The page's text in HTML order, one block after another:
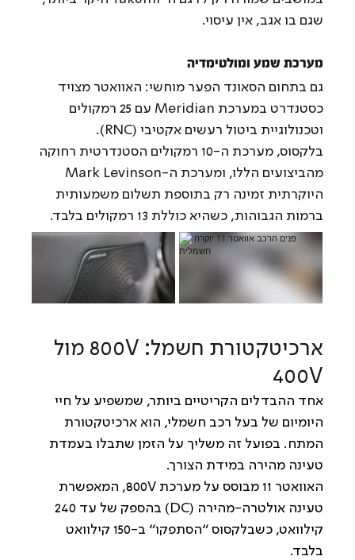
שגם בו אגב, אין עיסוי.
מערכת שמע ומולטימדיה
גם בתחום הסאונד הפער מוחשי: האוואטר מצויד
כסטנדרט במערכת Meridian עם 25 רמקולים
וטכנולוגיית ביטול רעשים אקטיבי (RNC).
בלקסוס, מערכת ה-10 רמקולים הסטנדרטית רחוקה
היוקרתית זמינה רק בתוספת תשלום משמעותית
ברמות הגבוהות, כשהיא כוללת 13 רמקולים בלבד.
ארכיטקטורת חשמל: 800V מול
400V
אחד ההבדלים הקריטיים ביותר, שמשפיע על חיי
היומיום של בעל רכב חשמלי, הוא ארכיטקטורת
המתח. בפועל זה משליך על הזמן שתבלו בעמדת
טעינה מהירה במידת הצורך.
האוואטר 11 מבוסס על מערכת 800V, המאפשרת
קילוואט, כשבלקסוס ״הסתפקו״ ב-150 קילוואט
בלבד.